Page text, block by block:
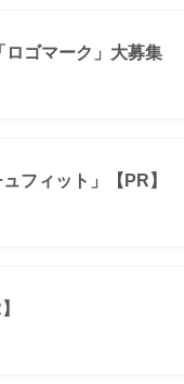
ゴマーク」大募集
フィット」【PR】